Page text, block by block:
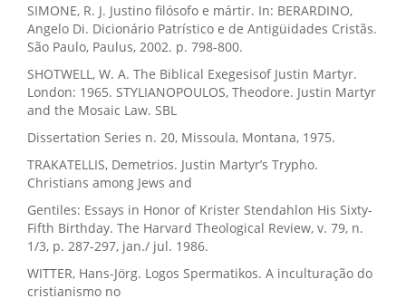
SIMONE, R. J. Justino filósofo e mártir. In: BERARDINO,
Angelo Di. Dicionário Patrístico e de Antigüidades Cristãs.
São Paulo, Paulus, 2002. p. 798-800.
SHOTWELL, W. A. The Biblical Exegesisof Justin Martyr.
London: 1965. STYLIANOPOULOS, Theodore. Justin Martyr
and the Mosaic Law. SBL
Dissertation Series n. 20, Missoula, Montana, 1975.
TRAKATELLIS, Demetrios. Justin Martyr’s Trypho.
Christians among Jews and
Gentiles: Essays in Honor of Krister Stendahlon His Sixty-
Fifth Birthday. The Harvard Theological Review, v. 79, n.
1/3, p. 287-297, jan./ jul. 1986.
WITTER, Hans-Jörg. Logos Spermatikos. A inculturação do
cristianismo no